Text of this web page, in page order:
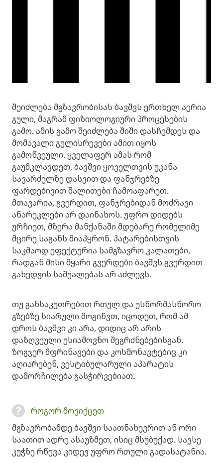
შეიძლება მგზავრობისას ბავშვს ერთხელ აერია
გული, მაგრამ ფიზიოლოგიური პროცესების
გამო. ამის გამო შეიძლება შიში დასჩემდეს და
მომავალი გულისრევები ამით იყოს
გამოწვეული. ყველაფერ ამას რომ
გაუმკლავდეთ, ბავშვი ყოველთვის უკანა
სავარძელზე დასვით და ფანჯრებზე
ფარდებივით შალითები ჩამოაფარეთ.
მთავარია, გვერდით, ფანჯრებიდან მოძრავი
ანარეკლები არ დაინახოს. უფრო დიდებს
ურჩიეთ, მზერა მანქანაში მდებარე რომელიმე
მცირე საგანს მიაპყრონ. პატარებისთვის
საკმაოდ ეფექტურია სამგზავრო კალათები,
რადგან მისი მყარი გვერდები ბავშვს გვერდით
გახედვის საშუალებას არ აძლევს.
თუ განსაკუთრებით რთულ და უსწორმასწორო
გზებზე სიარული მოგიწვთ, იცოდეთ, რომ ამ
დროს ბავშვი კი არა, დიდიც არ არის
დაზღვეული უსიამოვნო შეგრძნებებისგან.
ზოგჯერ მფრინავები და კოსმონავტებიც კი
აღიარებენ, ვესტიბულარული აპარატის
დამორჩილება გასჭირვებიათ.
როგორ მოვიქცეთ
მგზავრობამდე ბავშვი საათნახევრით ან ორი
საათით ადრე ასაუზმეთ, ისიც მსუბუქად. სავსე
კუჭზე რწევა კიდევ უფრო რთული გადასატანია.